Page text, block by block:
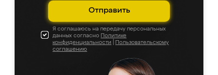
Отправить
Я соглашаюсь на передачу персональных
данных согласно Политике
конфиденциальности
Пользовательскому
соглашению